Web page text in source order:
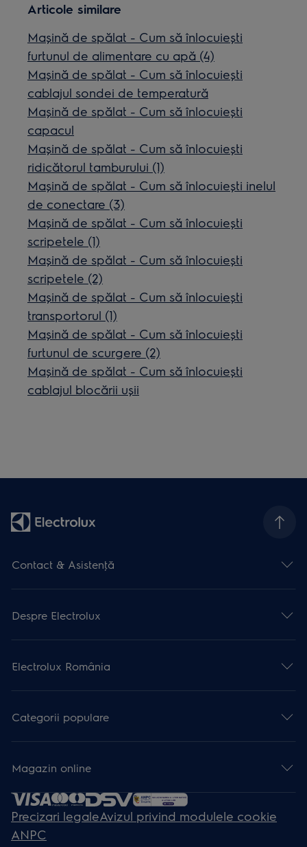
Articole similare
Mașină de spălat - Cum să înlocuiești
furtunul de alimentare cu apă (4)
Mașină de spălat - Cum să înlocuiești
cablajul sondei de temperatură
Mașină de spălat - Cum să înlocuiești
capacul
Mașină de spălat - Cum să înlocuiești
ridicătorul tamburului (1)
Mașină de spălat - Cum să înlocuiești inelul
de conectare (3)
Mașină de spălat - Cum să înlocuiești
scripetele (1)
Mașină de spălat - Cum să înlocuiești
scripetele (2)
Mașină de spălat - Cum să înlocuiești
transportorul (1)
Mașină de spălat - Cum să înlocuiești
furtunul de scurgere (2)
Mașină de spălat - Cum să înlocuiești
cablajul blocării ușii
Contact & Asistenţă
Despre Electrolux
Electrolux România
Categorii populare
Magazin online
Precizari legaleAvizul privind modulele cookie
ANPC